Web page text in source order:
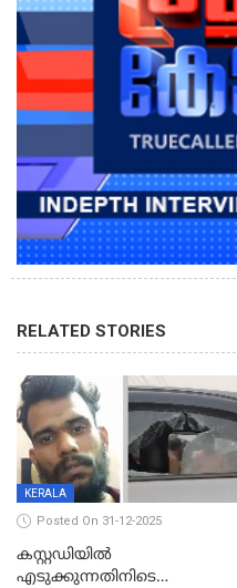
RELATED STORIES
KERALA
Posted On 31-12-2025
കസ്റ്റഡിയിൽ
എടുക്കുന്നതിനിടെ